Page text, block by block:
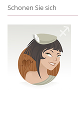
Schonen Sie sich